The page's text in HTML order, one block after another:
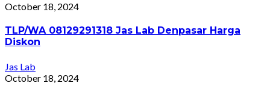
October 18, 2024
TLP/WA 08129291318 Jas Lab Denpasar Harga
Diskon
Jas Lab
October 18, 2024